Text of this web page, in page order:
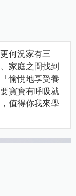
何況家有三
家庭之間找到
愉悅地享受養
寶寶有呼吸就
值得你我來學